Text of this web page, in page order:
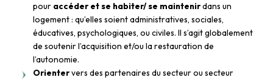
pour accéder et se habiter/ se maintenirdans un
logement : qu’elles soient administratives, sociales,
éducatives, psychologiques, ou civiles. Il s’agit globalement
de soutenir l’acquisition et/ou la restauration de
l’autonomie.
Orientervers des partenaires du secteur ou secteur